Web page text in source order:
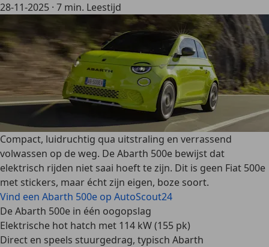
28-11-2025 · 7 min. Leestijd
Compact, luidruchtig qua uitstraling en verrassend
volwassen op de weg. De Abarth 500e bewijst dat
elektrisch rijden niet saai hoeft te zijn. Dit is geen Fiat 500e
met stickers, maar écht zijn eigen, boze soort.
Vind een Abarth 500e op AutoScout24
De Abarth 500e in één oogopslag
Elektrische hot hatch met 114 kW (155 pk)
Direct en speels stuurgedrag, typisch Abarth